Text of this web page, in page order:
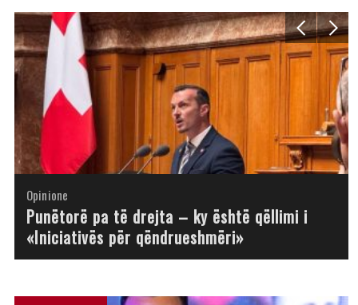
Opinione
Opinione
Punëtorë pa të drejta – ky është qëllimi i
«Iniciativës për qëndrueshmëri»
Opinione
Opinione
Opinione
Opinione
Opinione
Opinione